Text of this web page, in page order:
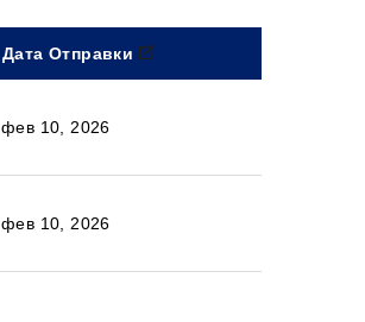
Дата Отправки
фев 10, 2026
фев 10, 2026